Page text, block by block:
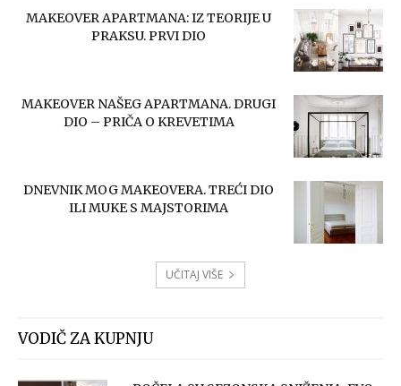
MAKEOVER APARTMANA: IZ TEORIJE U
PRAKSU. PRVI DIO
MAKEOVER NAŠEG APARTMANA. DRUGI
DIO – PRIČA O KREVETIMA
DNEVNIK MOG MAKEOVERA. TREĆI DIO
ILI MUKE S MAJSTORIMA
UČITAJ VIŠE
VODIČ ZA KUPNJU